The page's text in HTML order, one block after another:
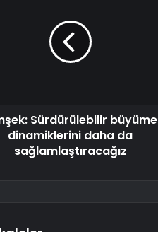
Sürdürülebilir büyüme
dinamiklerini daha da
sağlamlaştıracağız